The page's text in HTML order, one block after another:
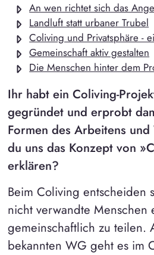
An wen richtet sich das
Landluft statt urbaner Trubel
Coliving und Privatsphäre -
Gemeinschaft aktiv gestalten
Die Menschen hinter dem
Ihr habt ein Coliving-
gegründet und erprobt
Formen des Arbeitens
du uns das Konzept von
erklären?
Beim Coliving entscheiden
nicht verwandte Menschen
gemeinschaftlich zu teilen.
bekannten WG geht es im